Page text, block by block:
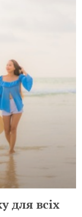
для всіх